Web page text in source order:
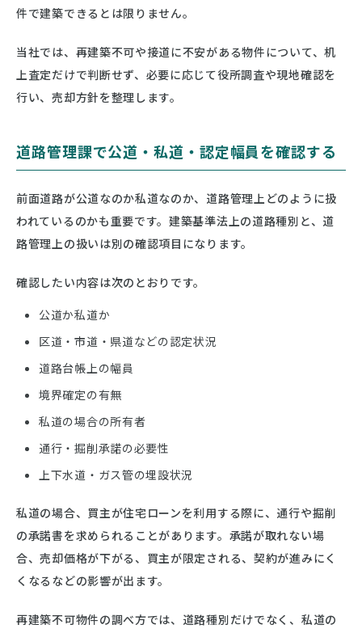
件で建築できるとは限りません。
当社では、再建築不可や接道に不安がある物件について、机
上査定だけで判断せず、必要に応じて役所調査や現地確認を
行い、売却方針を整理します。
道路管理課で公道・私道・認定幅員を確認する
前面道路が公道なのか私道なのか、道路管理上どのように扱
われているのかも重要です。建築基準法上の道路種別と、道
路管理上の扱いは別の確認項目になります。
確認したい内容は次のとおりです。
公道か私道か
区道・市道・県道などの認定状況
道路台帳上の幅員
境界確定の有無
私道の場合の所有者
通行・掘削承諾の必要性
上下水道・ガス管の埋設状況
私道の場合、買主が住宅ローンを利用する際に、通行や掘削
の承諾書を求められることがあります。承諾が取れない場
合、売却価格が下がる、買主が限定される、契約が進みにく
くなるなどの影響が出ます。
再建築不可物件の調べ方では、道路種別だけでなく、私道の